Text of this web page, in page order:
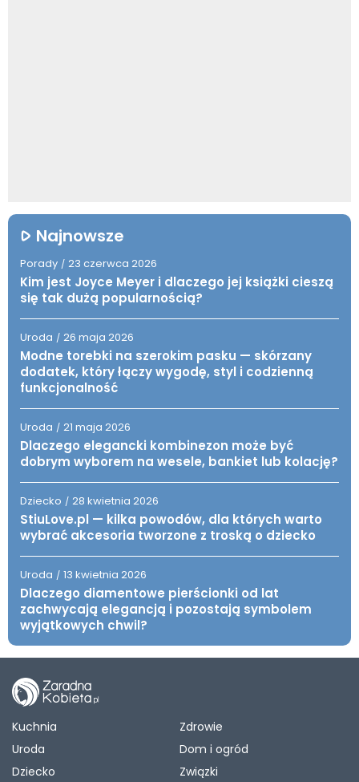
Najnowsze
Porady / 23 czerwca 2026
Kim jest Joyce Meyer i dlaczego jej książki cieszą
się tak dużą popularnością?
Uroda / 26 maja 2026
Modne torebki na szerokim pasku — skórzany
dodatek, który łączy wygodę, styl i codzienną
funkcjonalność
Uroda / 21 maja 2026
Dlaczego elegancki kombinezon może być
dobrym wyborem na wesele, bankiet lub kolację?
Dziecko / 28 kwietnia 2026
StiuLove.pl — kilka powodów, dla których warto
wybrać akcesoria tworzone z troską o dziecko
Uroda / 13 kwietnia 2026
Dlaczego diamentowe pierścionki od lat
zachwycają elegancją i pozostają symbolem
wyjątkowych chwil?
Kuchnia
Zdrowie
Uroda
Dom i ogród
Dziecko
Związki